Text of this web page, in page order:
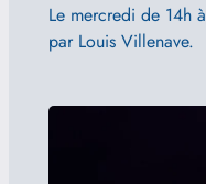
Le mercredi de 14h
par Louis Villenave.